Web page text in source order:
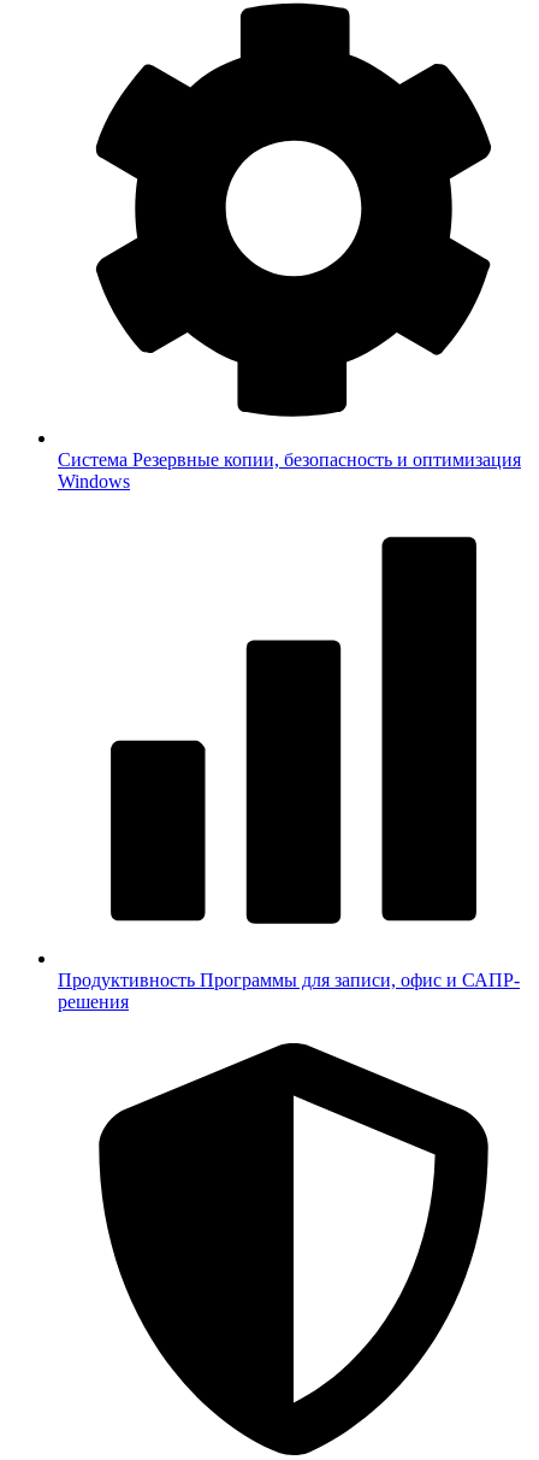
Система Резервные копии, безопасность и оптимизация
Windows
Продуктивность Программы для записи, офис и САПР-
решения